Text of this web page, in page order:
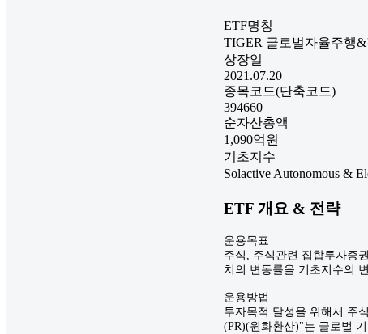
ETF명칭
TIGER 글로벌자율주행
상장일
2021.07.20
종목코드(단축코드)
394660
순자산총액
1,090억원
기초지수
Solactive Autonomous &
ETF 개요 & 전략
운용목표
주식, 주식관련 집합투자증
치의 변동률을 기초지수의
운용방법
투자목적 달성을 위해서 주
(PR)(원화환산)"는 글로벌